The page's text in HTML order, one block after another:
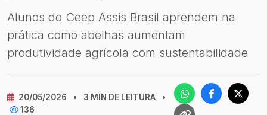
Alunos do Ceep Assis Brasil aprendem na
prática como abelhas aumentam
produtividade agrícola com sustentabilidade
20/05/2026 • 3 MIN DE LEITURA
•
136